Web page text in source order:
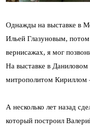
Однажды на выставке в
Ильей Глазуновым, потом
вернисажах, я мог
На выставке в
митрополитом
А несколько лет назад
который построил